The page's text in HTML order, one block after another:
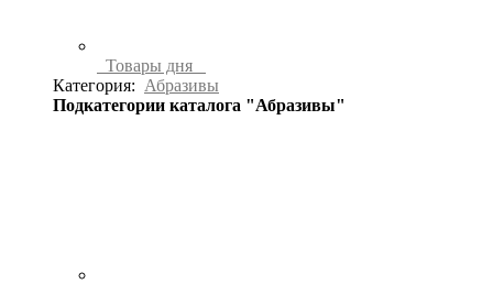
Товары дня
Категория: Абразивы
Подкатегории каталога "Абразивы"